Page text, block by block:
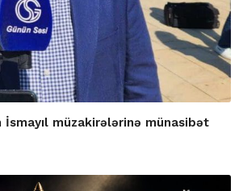
İsmayıl müzakirələrinə münasibət